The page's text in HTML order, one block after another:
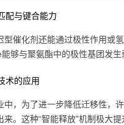
配与键合能力
型催化剂还能通过极性作用或
够与聚氨酯中的极性基团发生
术的应用
中，为了进一步降低迁移性，
来。这种“智能释放”机制极大